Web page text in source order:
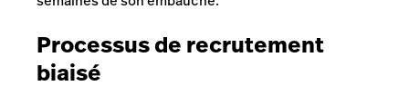
Processus de recrutement
biaisé